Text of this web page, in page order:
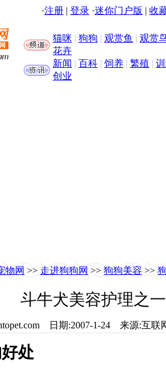
·注册 | 登录 ·迷你门户版 | 收
猫咪 | 狗狗 | 观赏鱼 | 观赏
花卉
新闻 | 百科 | 饲养 | 繁殖 |
创业
物网 >> 走进狗狗网 >> 狗狗美容 >>
斗牛犬美容护理之
日期:2007-1-24 来源:互
处